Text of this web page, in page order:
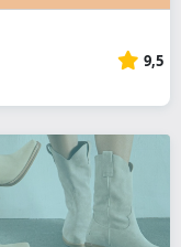
9,5